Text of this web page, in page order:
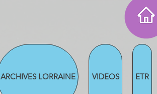
ARCHIVES LORRAINE VIDEOS ETR